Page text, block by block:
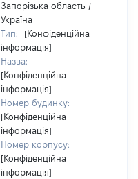
Запорізька область /
Україна
Тип:
[Конфіденційна
інформація]
Назва:
[Конфіденційна
інформація]
Номер будинку:
[Конфіденційна
інформація]
Номер корпусу:
[Конфіденційна
інформація]